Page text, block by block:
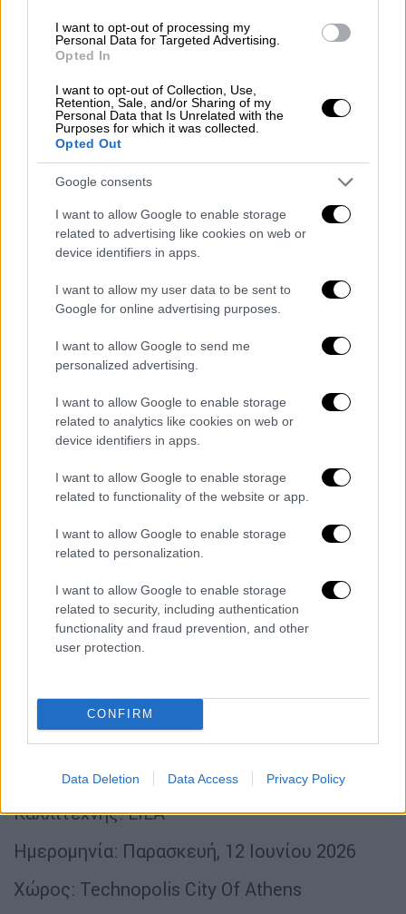
I want to opt-out of processing my
Personal Data for Targeted Advertising.
Opted In
I want to opt-out of Collection, Use,
Retention, Sale, and/or Sharing of my
Personal Data that Is Unrelated with the
Purposes for which it was collected.
Opted Out
Google consents
I want to allow Google to enable storage
related to advertising like cookies on web or
device identifiers in apps.
I want to allow my user data to be sent to
Google for online advertising purposes.
I want to allow Google to send me
personalized advertising.
I want to allow Google to enable storage
related to analytics like cookies on web or
device identifiers in apps.
I want to allow Google to enable storage
related to functionality of the website or app.
I want to allow Google to enable storage
related to personalization.
I want to allow Google to enable storage
related to security, including authentication
functionality and fraud prevention, and other
user protection.
CONFIRM
Data Deletion Data Access Privacy Policy
να μεταφέρει το «L WORLD» σε χιλιάδες
θεατές σε όλη τη χώρα, μέσα από ένα
φιλόδοξο tour που αναμένεται να
αποτελέσει ένα από τα μεγαλύτερα μουσικά
γεγονότα του καλοκαιριού.
Προπώληση Online Εισιτηρίων:
el/tickets/music/offer/welcome-to-l-world/
Προπώληση Hardcopies Εισιτηρίων: Public
ΠΛΗΡΟΦΟΡΙΕΣ ΕΚΔΗΛΩΣΗΣ
Καλλιτέχνης: LILA
Ημερομηνία: Παρασκευή, 12 Ιουνίου 2026
Χώρος: Technopolis City Of Athens